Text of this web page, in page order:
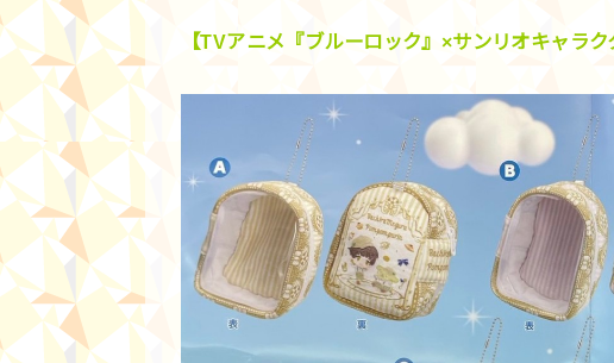
【TVアニメ『ブルーロック』×サンリオキャラ